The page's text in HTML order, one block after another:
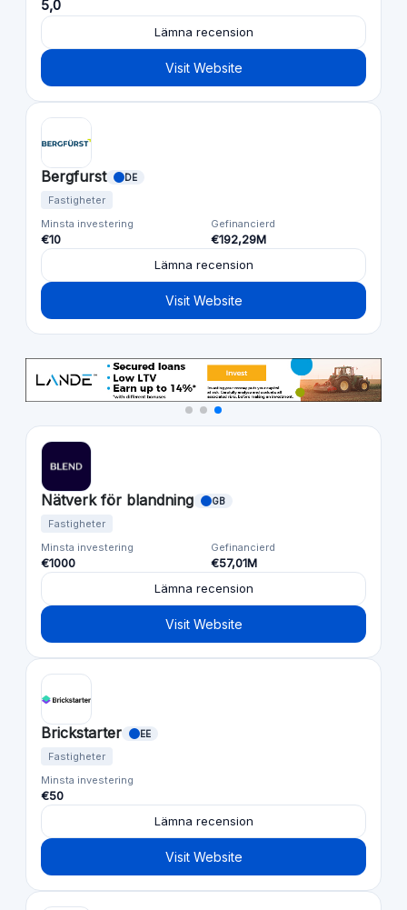
5,0
Lämna recension
Visit Website
Bergfurst DE
Fastigheter
Minsta investering
€10
Gefinancierd
€192,29M
Lämna recension
Visit Website
Nätverk för blandning GB
Fastigheter
Minsta investering
€1000
Gefinancierd
€57,01M
Lämna recension
Visit Website
Brickstarter EE
Fastigheter
Minsta investering
€50
Lämna recension
Visit Website